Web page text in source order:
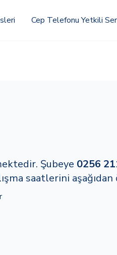
Cep Telefonu Yetkili
Şubeye 0256
saatlerini